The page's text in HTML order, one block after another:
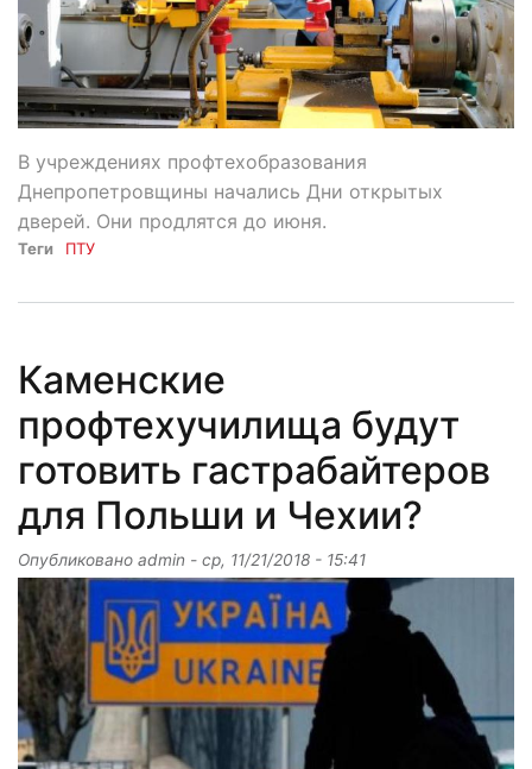
В учреждениях профтехобразования
Днепропетровщины начались Дни открытых
дверей. Они продлятся до июня.
Теги ПТУ
Каменские
профтехучилища будут
готовить гастрабайтеров
для Польши и Чехии?
Опубликовано admin - ср, 11/21/2018 - 15:41